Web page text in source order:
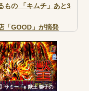
もの 「キムチ」あと3
「GOOD」が摘発
担当にするのやめろや
員カードを握り潰し
イの人生どれくらい
サミー「e 獣王 獅子の